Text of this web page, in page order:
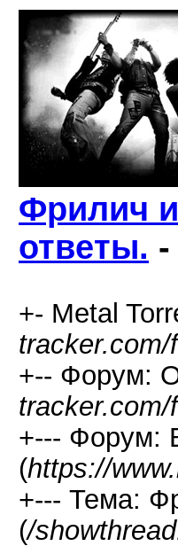
Фрилич
ответы.
+- Metal
tracker.com/
+-- Форум:
+--- Форум:
(https://
+--- Тема:
(/